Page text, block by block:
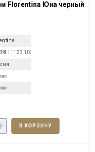
Florentina Юна черный
В КОРЗИНУ